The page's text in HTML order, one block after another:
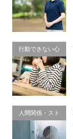
行動できない心
理・思い込み
人間関係・スト
レス